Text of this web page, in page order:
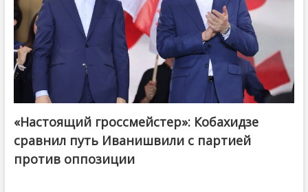
@ქართული ოცნება / Georgian Dream
«Настоящий гроссмейстер»: Кобахидзе
сравнил путь Иванишвили с партией
против оппозиции